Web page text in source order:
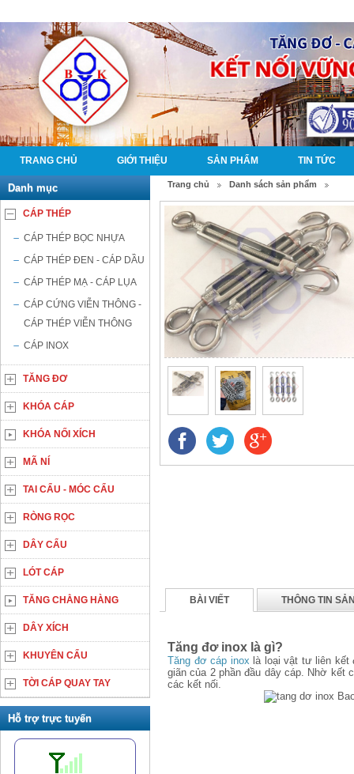
TRANG CHỦ GIỚI THIỆU SẢN PHẨM TIN TỨC
Trang chủ Danh sách sản phẩm
BÀI VIẾT THÔNG TIN
Tăng đơ inox là gì?
Tăng đơ cáp inox là loại vật tư liên kết
giãn của 2 phần đầu dây cáp. Nhờ kết
các kết nối.
Danh mục
CÁP THÉP
CÁP THÉP BỌC NHỰA
CÁP THÉP ĐEN - CÁP DẦU
CÁP THÉP MẠ - CÁP LỤA
CÁP CỨNG VIỄN THÔNG -
CÁP THÉP VIỄN THÔNG
CÁP INOX
TĂNG ĐƠ
KHÓA CÁP
KHÓA NỐI XÍCH
MÃ NÍ
TAI CẨU - MÓC CẨU
RÒNG RỌC
DÂY CẨU
LÓT CÁP
TĂNG CHẰNG HÀNG
DÂY XÍCH
KHUYÊN CẨU
TỜI CÁP QUAY TAY
Hỗ trợ trực tuyến